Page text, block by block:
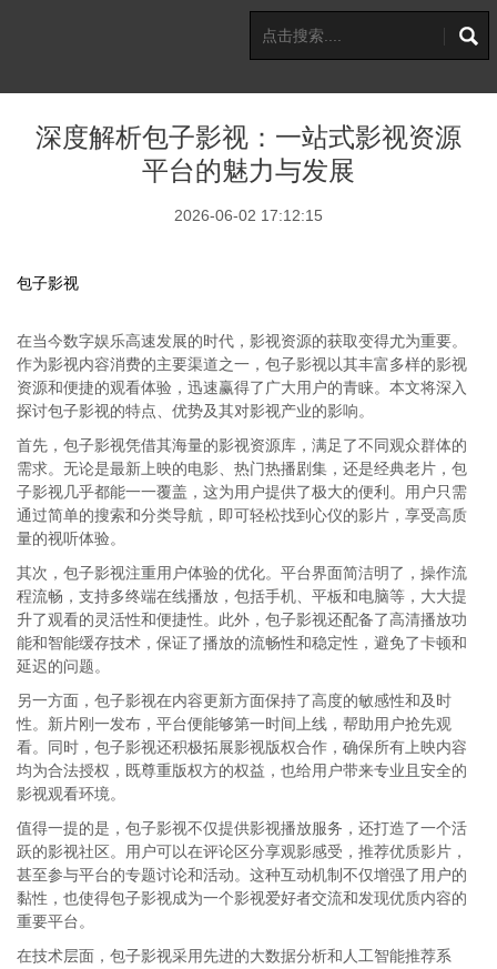
深度解析包子影视：一站式影视资源
平台的魅力与发展
2026-06-02 17:12:15
包子影视
在当今数字娱乐高速发展的时代，影视资源的获取变得尤为重要。
作为影视内容消费的主要渠道之一，包子影视以其丰富多样的影视
资源和便捷的观看体验，迅速赢得了广大用户的青睐。本文将深入
探讨包子影视的特点、优势及其对影视产业的影响。
首先，包子影视凭借其海量的影视资源库，满足了不同观众群体的
需求。无论是最新上映的电影、热门热播剧集，还是经典老片，包
子影视几乎都能一一覆盖，这为用户提供了极大的便利。用户只需
通过简单的搜索和分类导航，即可轻松找到心仪的影片，享受高质
量的视听体验。
其次，包子影视注重用户体验的优化。平台界面简洁明了，操作流
程流畅，支持多终端在线播放，包括手机、平板和电脑等，大大提
升了观看的灵活性和便捷性。此外，包子影视还配备了高清播放功
能和智能缓存技术，保证了播放的流畅性和稳定性，避免了卡顿和
延迟的问题。
另一方面，包子影视在内容更新方面保持了高度的敏感性和及时
性。新片刚一发布，平台便能够第一时间上线，帮助用户抢先观
看。同时，包子影视还积极拓展影视版权合作，确保所有上映内容
均为合法授权，既尊重版权方的权益，也给用户带来专业且安全的
影视观看环境。
值得一提的是，包子影视不仅提供影视播放服务，还打造了一个活
跃的影视社区。用户可以在评论区分享观影感受，推荐优质影片，
甚至参与平台的专题讨论和活动。这种互动机制不仅增强了用户的
黏性，也使得包子影视成为一个影视爱好者交流和发现优质内容的
重要平台。
在技术层面，包子影视采用先进的大数据分析和人工智能推荐系